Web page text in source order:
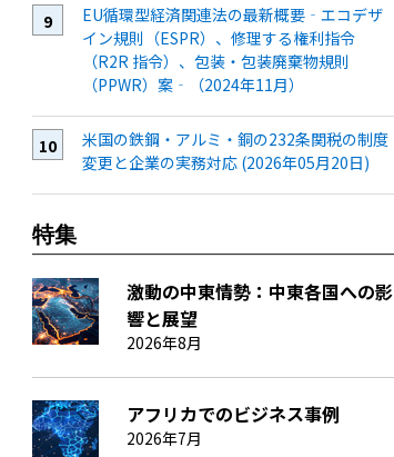
EU循環型経済関連法の最新概要‐エコデザ
イン規則（ESPR）、修理する権利指令
（R2R 指令）、包装・包装廃棄物規則
（PPWR）案‐（2024年11月）
米国の鉄鋼・アルミ・銅の232条関税の制度
変更と企業の実務対応 (2026年05月20日)
特集
激動の中東情勢：中東各国への影
響と展望
2026年8月
アフリカでのビジネス事例
2026年7月